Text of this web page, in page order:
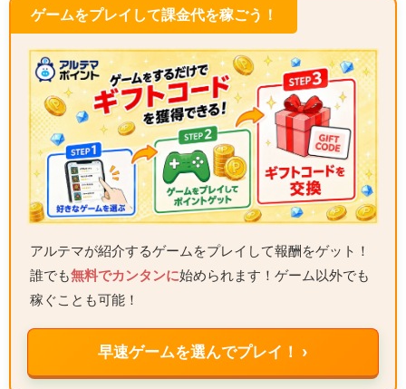
ゲームをプレイして課金代を稼ごう！
アルテマが紹介するゲームをプレイして報酬をゲット！
誰でも無料でカンタンに始められます！ゲーム以外でも
稼ぐことも可能！
早速ゲームを選んでプレイ！ ›